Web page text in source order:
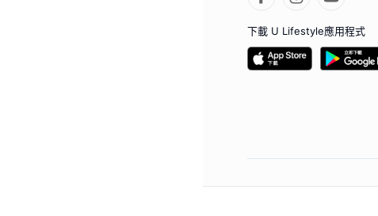
下載 U Lifestyle應用程式